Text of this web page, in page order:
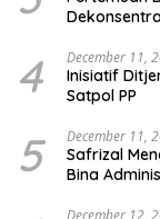
4 December 11,
Inisiatif
Satpol PP
5 December 11,
Safrizal
Bina
December 12,